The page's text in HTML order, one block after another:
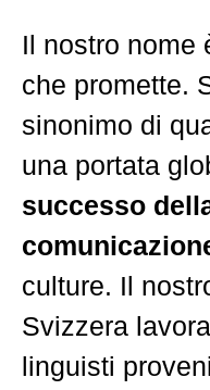
Il nostro nome
che promette.
sinonimo di
una portata
successo
culture. Il
Svizzera
linguisti